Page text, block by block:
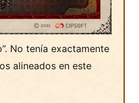
No tenía exactamente
alineados en este